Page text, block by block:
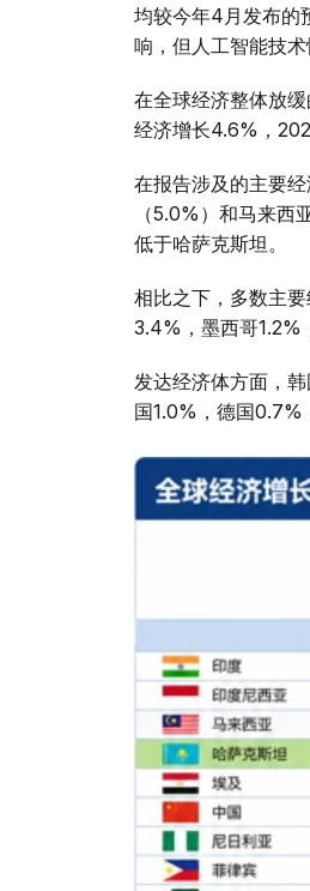
均较今年4月发布的
响，但人工智能技
在全球经济整体放
经济增长4.6%，
在报告涉及的主要
（5.0%）和马来
低于哈萨克斯坦。
相比之下，多数主
3.4%，墨西哥1.2%
发达经济体方面，
国1.0%，德国0.7%